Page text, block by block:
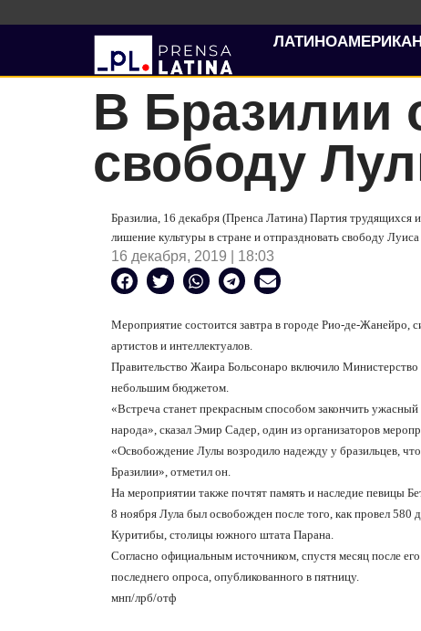
В Бразилии
свободу
Бразилиа, 16 декабря (Пренса Латина) Партия трудящихся
лишение культуры в стране и отпраздновать свободу
16 декабря, 2019 | 18:03
Мероприятие состоится завтра в городе Рио-де-Жанейро,
артистов и интеллектуалов.
Правительство Жаира Больсонаро включило
небольшим бюджетом.
«Встреча станет прекрасным способом закончить ужасный
народа», сказал Эмир Садер, один из организаторов
«Освобождение Лулы возродило надежду у бразильцев,
Бразилии», отметил он.
На мероприятии также почтят память и наследие певицы
8 ноября Лула был освобожден после того, как провел
Куритибы, столицы южного штата Парана.
Согласно официальным источником, спустя месяц после
последнего опроса, опубликованного в пятницу.
мнп/лрб/отф